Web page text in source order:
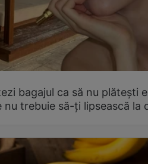
bagajul ca să nu plătești
nu trebuie să-ți lipsească la